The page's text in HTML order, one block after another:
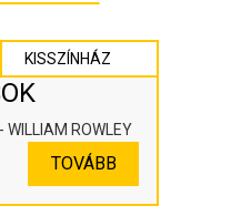
KISSZÍNHÁZ
WILLIAM ROWLEY
TOVÁBB